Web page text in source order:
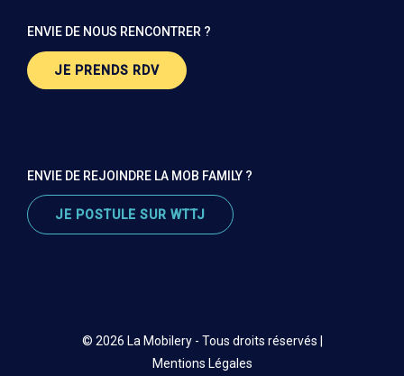
ENVIE DE NOUS RENCONTRER ?
JE PRENDS RDV
ENVIE DE REJOINDRE LA MOB FAMILY ?
JE POSTULE SUR WTTJ
© 2026 La Mobilery - Tous droits réservés |
Mentions Légales